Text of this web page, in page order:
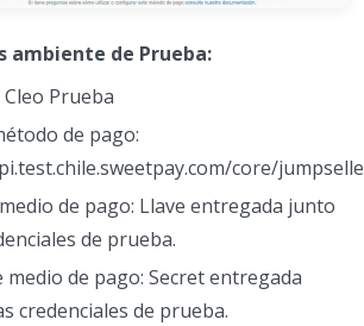
ambiente de Prueba:
Prueba
de pago:
core/
de pago: Llave entregada junto
de prueba.
medio de pago: Secret entregada
credenciales de prueba.